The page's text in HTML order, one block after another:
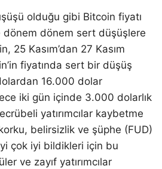
olduğu gibi Bitcoin fiyatı
dönem dönem sert düşüşlere
25 Kasım’dan 27 Kasım
fiyatında sert bir düşüş
16.000 dolar
iki gün içinde 3.000 dolarlık
yatırımcılar kaybetme
belirsizlik ve şüphe (FUD)
çok iyi bildikleri için bu
ve zayıf yatırımcılar